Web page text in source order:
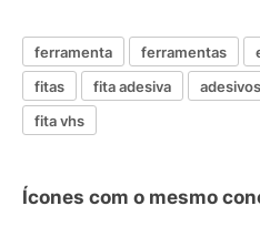
ferramenta ferramentas
fitas
fita adesiva adesivos
fita vhs
Ícones com o mesmo